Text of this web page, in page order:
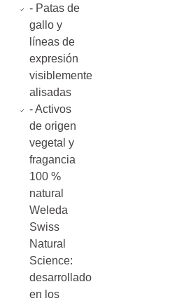
- Patas de
gallo y
líneas de
expresión
visiblemente
alisadas
- Activos
de origen
vegetal y
fragancia
100 %
natural
Weleda
Swiss
Natural
Science:
desarrollado
en los